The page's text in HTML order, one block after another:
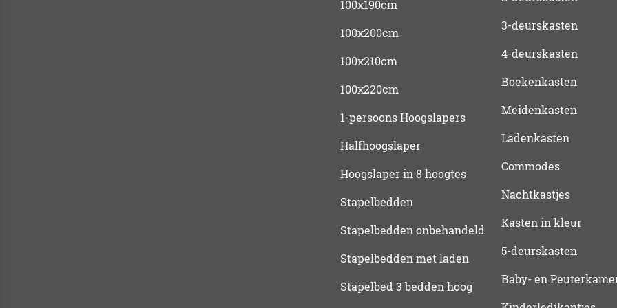
100x190cm
100x200cm
100x210cm
100x220cm
1-persoons Hoogslapers
Halfhoogslaper
Hoogslaper in 8 hoogtes
Stapelbedden
Stapelbedden onbehandeld
Stapelbedden met laden
Stapelbed 3 bedden hoog
3-deurskasten
4-deurskasten
Boekenkasten
Meidenkasten
Ladenkasten
Commodes
Nachtkastjes
Kasten in kleur
5-deurskasten
Baby- en